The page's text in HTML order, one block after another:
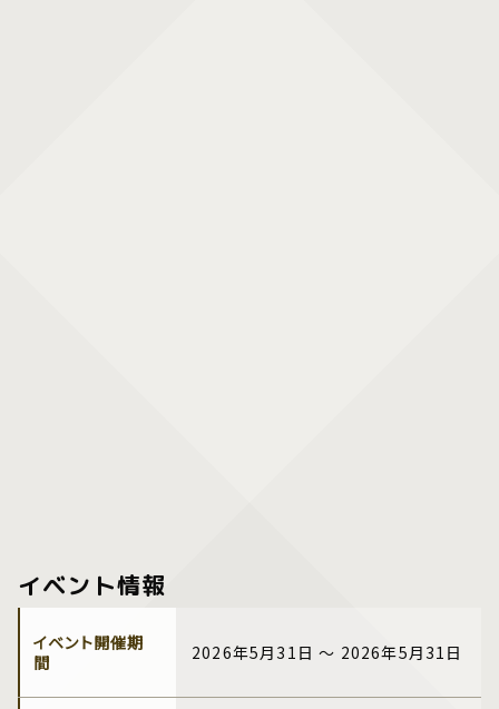
イベント情報
イベント開催期
間
2026年5月31日 ～ 2026年5月31日